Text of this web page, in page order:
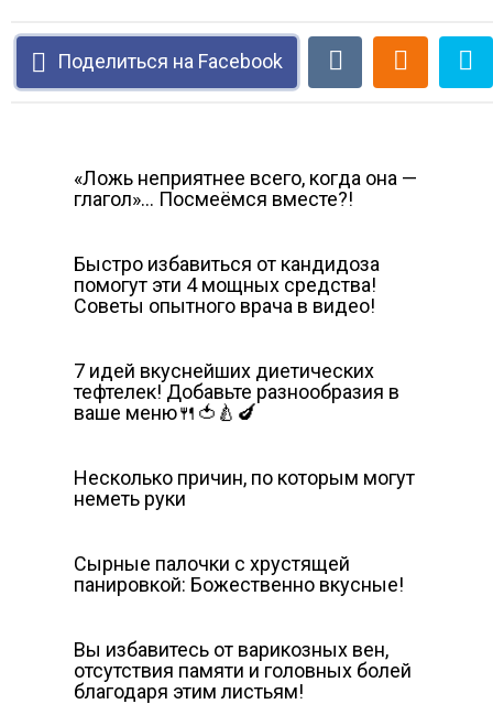
Поделиться на Facebook
«Ложь неприятнее всего, когда она —
глагол»… Посмеёмся вместе?!
Быстро избавиться от кандидоза
помогут эти 4 мощных средства!
Советы опытного врача в видео!
7 идей вкуснейших диетических
тефтелек! Добавьте разнообразия в
ваше меню🍴🍅🍐🍆
Несколько причин, по которым могут
неметь руки
Cырные палочки c хрустящей
панировкой: Божественно вкусные!
Вы избавитесь от варикозных вен,
отсутствия памяти и головных болей
благодаря этим листьям!